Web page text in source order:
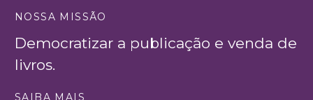
NOSSA MISSÃO
Democratizar a publicação e venda de
livros.
SAIBA MAIS